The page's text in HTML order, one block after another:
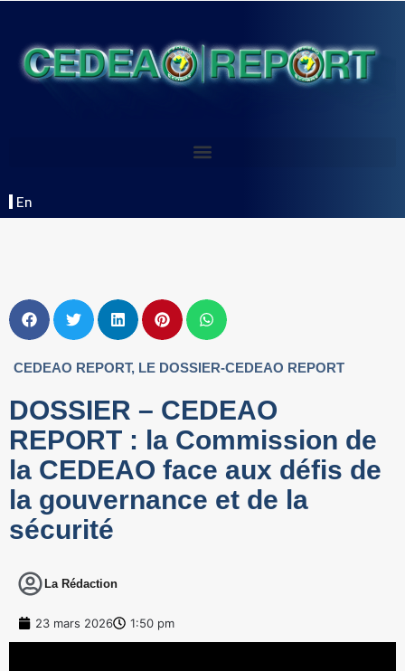
En
CEDEAO REPORT, LE DOSSIER-CEDEAO REPORT
DOSSIER – CEDEAO
REPORT : la Commission de
la CEDEAO face aux défis de
la gouvernance et de la
sécurité
La Rédaction
23 mars 2026 1:50 pm